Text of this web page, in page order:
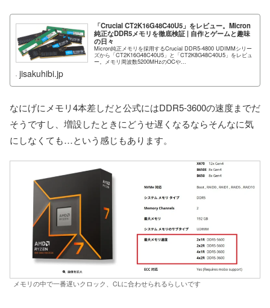
「Crucial CT2K16G48C40U5」をレビュー。Micron
純正なDDR5メモリを徹底検証 | 自作とゲームと趣味
の日々
Micron純正メモリを採用するCrucial DDR5-4800 UDIMMシリー
ズから「CT2K16G48C40U5」と「CT2K8G48C40U5」をレビュ
ー。メモリ周波数5200MHzのOCや...
jisakuhibi.jp
なにげにメモリ4本差しだと公式にはDDR5-3600の速度までだ
そうですし、増設したときにどうせ遅くなるならそんなに気
にしなくても…という感じもあります。
メモリの中で一番遅いクロック、CLに合わせられるらしいです